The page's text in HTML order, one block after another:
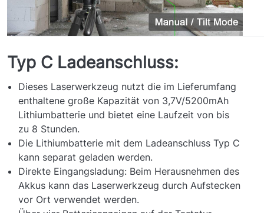
Typ C Ladeanschluss:
Dieses Laserwerkzeug nutzt die im Lieferumfang
enthaltene große Kapazität von 3,7V/5200mAh
Lithiumbatterie und bietet eine Laufzeit von bis
zu 8 Stunden.
Die Lithiumbatterie mit dem Ladeanschluss Typ C
kann separat geladen werden.
Direkte Eingangsladung: Beim Herausnehmen des
Akkus kann das Laserwerkzeug durch Aufstecken
vor Ort verwendet werden.